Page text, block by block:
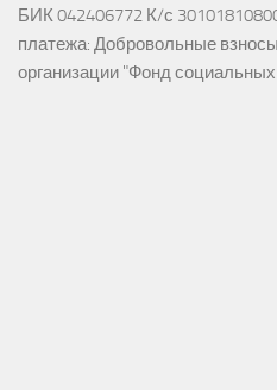
БИК 042406772 К/с
платежа: Добровольные
организации "Фонд